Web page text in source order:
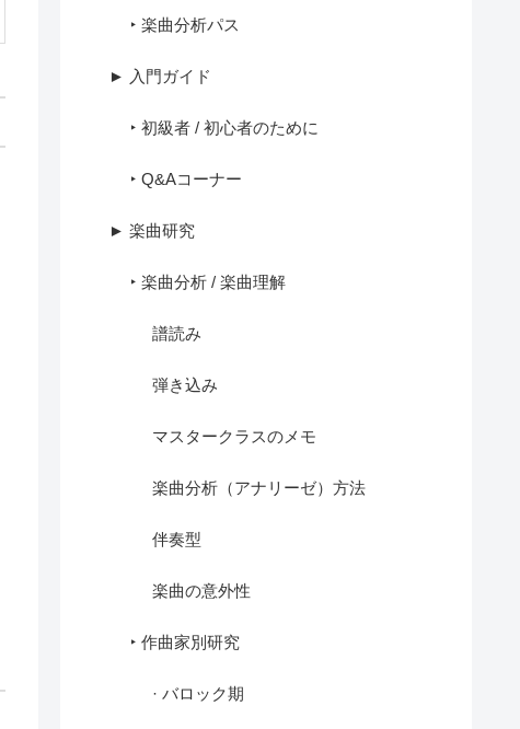
‣ 楽曲分析パス
► 入門ガイド
‣ 初級者 / 初心者のために
‣ Q&Aコーナー
► 楽曲研究
‣ 楽曲分析 / 楽曲理解
譜読み
弾き込み
マスタークラスのメモ
楽曲分析（アナリーゼ）方法
伴奏型
楽曲の意外性
‣ 作曲家別研究
· バロック期